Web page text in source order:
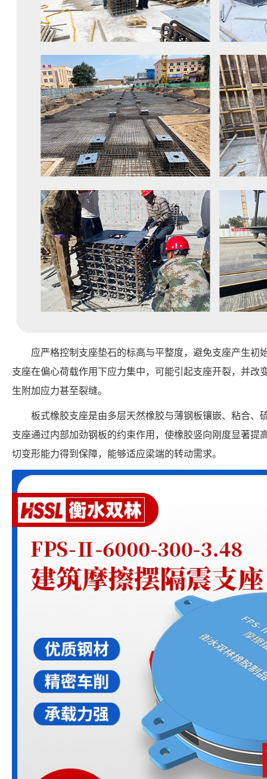
应严格控制支座垫石的标高与平整度，避免支座产生初
支座在偏心荷载作用下应力集中，可能引起支座开裂，并改
生附加应力甚至裂缝。
板式橡胶支座是由多层天然橡胶与薄钢板镶嵌、粘合、
支座通过内部加劲钢板的约束作用，使橡胶竖向刚度显著提
切变形能力得到保障，能够适应梁端的转动需求。